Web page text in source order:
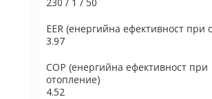
EER (енергийна ефективност при
3.97
COP (енергийна ефективност при
отопление)
4.52